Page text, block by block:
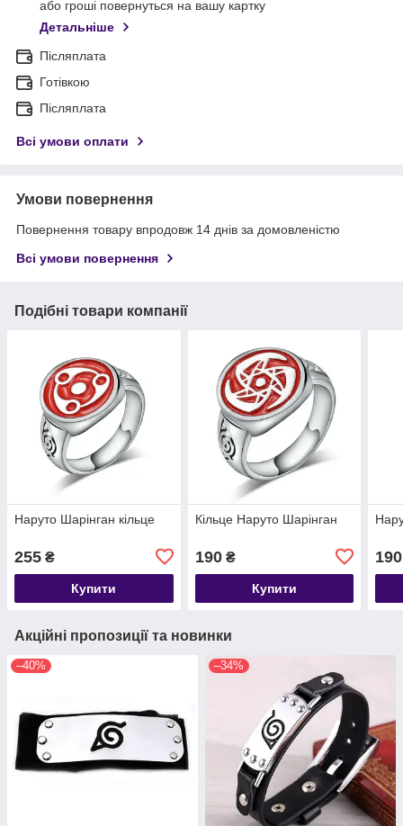
або гроші повернуться на вашу картку
Детальніше
Післяплата
Готівкою
Післяплата
Всі умови оплати
Умови повернення
Повернення товару впродовж 14 днів за домовленістю
Всі умови повернення
Подібні товари компанії
Наруто Шарінган кільце
255 ₴
Купити
Кільце Наруто Шарінган
190₴
Купити
190
Акційні пропозиції та новинки
–40% –34%